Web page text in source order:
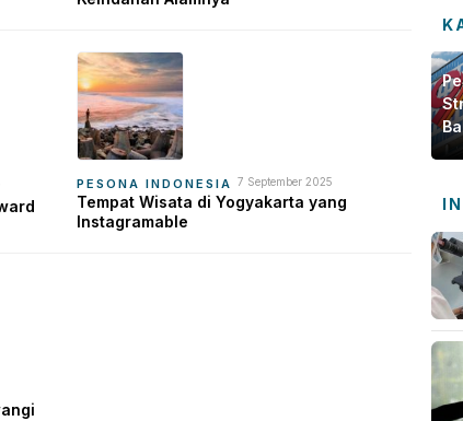
PESONA INDONESIA 7 September 2025
Tempat Wisata di Yogyakarta yang
Instagramable